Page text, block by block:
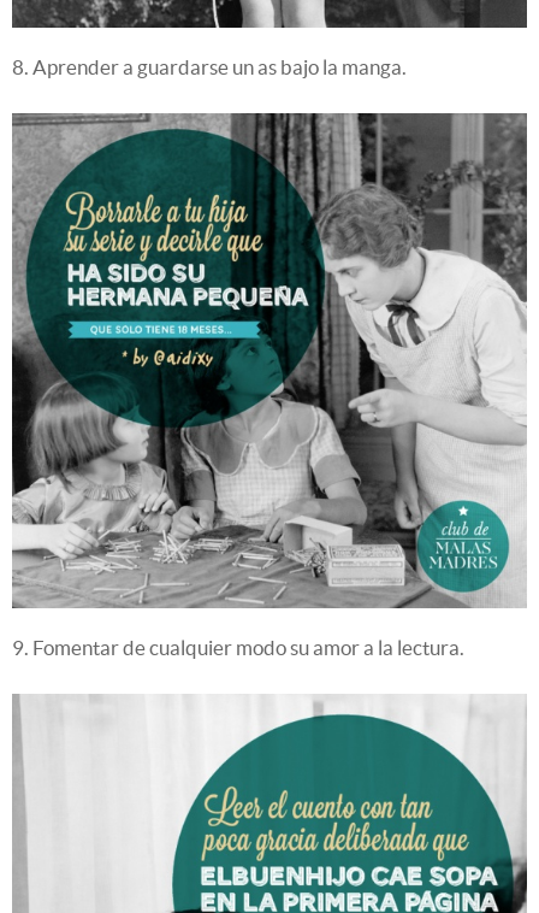
8. Aprender a guardarse un as bajo la manga.
9. Fomentar de cualquier modo su amor a la lectura.